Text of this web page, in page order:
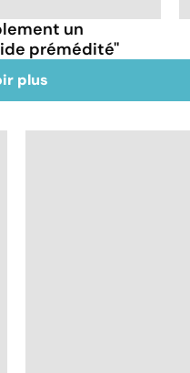
un
prémédité''
plus